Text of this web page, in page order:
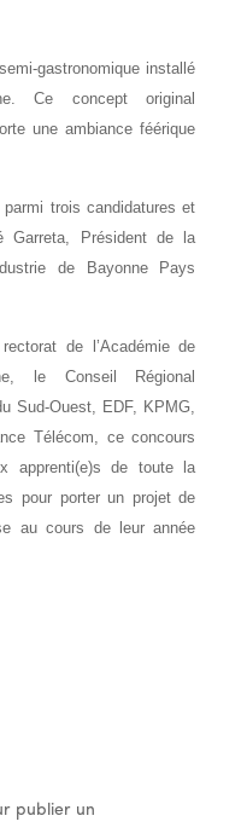
gastronomique installé
Ce concept original
une ambiance féérique
trois candidatures et
Garreta, Président de la
de Bayonne Pays
de l’Académie de
le Conseil Régional
Sud-Ouest, EDF, KPMG,
Télécom, ce concours
apprenti(e)s de toute la
pour porter un projet de
au cours de leur année
publier un